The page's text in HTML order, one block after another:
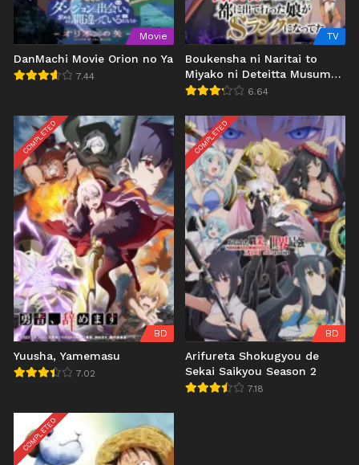
Movie
DanMachi Movie Orion no Ya
7.44
TV
Boukensha ni Naritai to
Miyako ni Deteitta Musume
ga S-Rank ni Natteta
6.64
COMPLETED
BD
Yuusha, Yamemasu
7.02
COMPLETED
BD
Arifureta Shokugyou de
Sekai Saikyou Season 2
7.18
COMPLETED